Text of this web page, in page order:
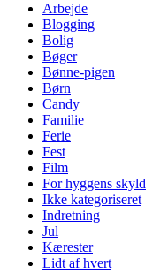
Arbejde
Blogging
Bolig
Bøger
Bønne-pigen
Børn
Candy
Familie
Ferie
Fest
Film
For hyggens skyld
Ikke kategoriseret
Indretning
Jul
Kærester
Lidt af hvert